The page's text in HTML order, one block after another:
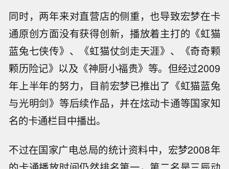
同时，两年来对直营店的侧重，也导致宏梦在卡
通原创方面没有获得创新，播放着主打的《虹猫
蓝兔七侠传》、《虹猫仗剑走天涯》、《奇奇颗
颗历险记》以及《神厨小福贵》等。但经过2009
年上半年的努力，目前宏梦已推出了《虹猫蓝兔
与光明剑》等后续作品，并在炫动卡通等国家知
名的卡通栏目中播出。
不过在国家广电总局的统计资料中，宏梦2008年